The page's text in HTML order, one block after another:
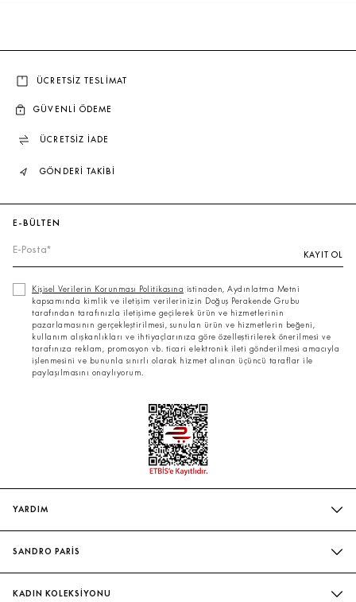
ÜCRETSİZ TESLİMAT
GÜVENLİ ÖDEME
ÜCRETSİZ İADE
GÖNDERİ TAKİBİ
E-BÜLTEN
KAYIT OL
Kişisel Verilerin Korunması Politikasına istinaden, Aydınlatma Metni
kapsamında kimlik ve iletişim verilerinizin Doğuş Perakende Grubu
tarafından tarafınızla iletişime geçilerek ürün ve hizmetlerinin
pazarlamasının gerçekleştirilmesi, sunulan ürün ve hizmetlerin beğeni,
kullanım alışkanlıkları ve ihtiyaçlarınıza göre özelleştirilerek önerilmesi ve
tarafınıza reklam, promosyon vb. ticari elektronik ileti gönderilmesi amacıyla
işlenmesini ve bununla sınırlı olarak hizmet alınan üçüncü taraflar ile
paylaşılmasını onaylıyorum.
YARDIM
SANDRO PARİS
KADIN KOLEKSİYONU